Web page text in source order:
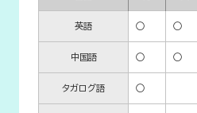
英語 ○ ○
中国語 ○ ○
タガログ語 ○